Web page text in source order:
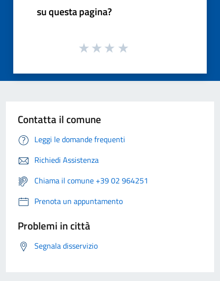
su questa pagina?
Contatta il comune
Leggi le domande frequenti
Richiedi Assistenza
Chiama il comune +39 02 964251
Prenota un appuntamento
Problemi in città
Segnala disservizio